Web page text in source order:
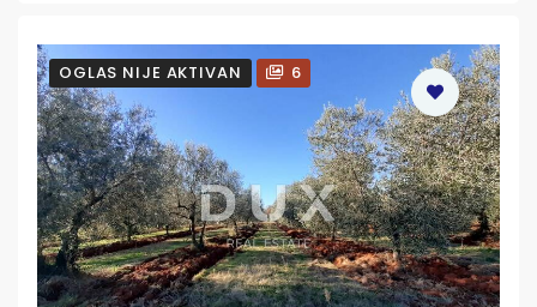
OGLAS NIJE AKTIVAN 6